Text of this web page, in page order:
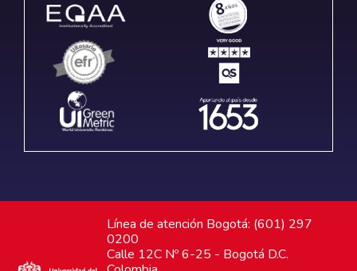
Línea de atención Bogotá: (601) 297
0200
Calle 12C Nº 6-25 - Bogotá D.C.